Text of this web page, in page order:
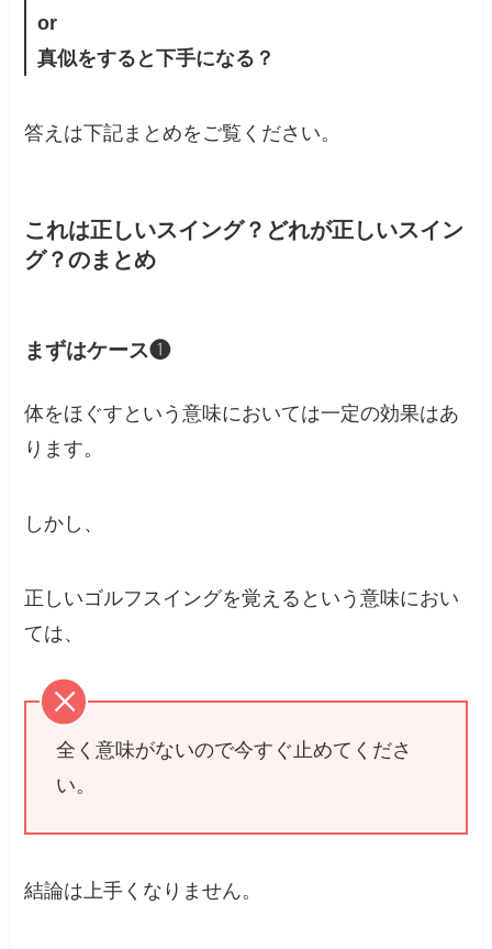
or
真似をすると下手になる？
答えは下記まとめをご覧ください。
これは正しいスイング？どれが正しいスイン
グ？のまとめ
まずはケース❶
体をほぐすという意味においては一定の効果はあ
ります。
しかし、
正しいゴルフスイングを覚えるという意味におい
ては、
全く意味がないので今すぐ止めてくださ
い。
結論は上手くなりません。